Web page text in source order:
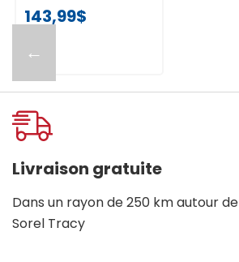
←
143,99$
Livraison gratuite
Dans un rayon de 250 km autour de
Sorel Tracy